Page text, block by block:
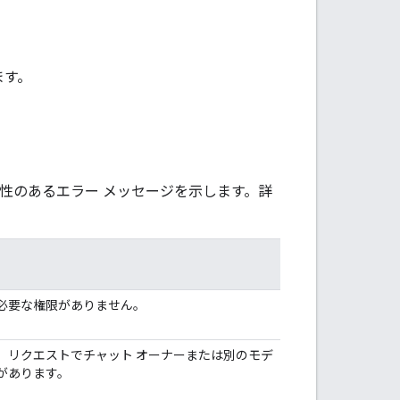
。
のあるエラー メッセージを示します。詳
な権限がありません。
クエストでチャット オーナーまたは別のモデ
ります。